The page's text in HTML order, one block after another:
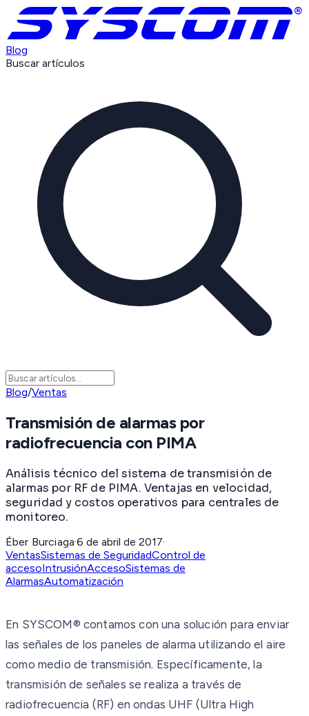
Blog
Buscar artículos
Blog/Ventas
Transmisión de alarmas por
radiofrecuencia con PIMA
Análisis técnico del sistema de transmisión de
alarmas por RF de PIMA. Ventajas en velocidad,
seguridad y costos operativos para centrales de
monitoreo.
Éber Burciaga·6 de abril de 2017·
VentasSistemas de SeguridadControl de
accesoIntrusiónAccesoSistemas de
AlarmasAutomatización
En SYSCOM® contamos con una solución para enviar
las señales de los paneles de alarma utilizando el aire
como medio de transmisión. Específicamente, la
transmisión de señales se realiza a través de
radiofrecuencia (RF) en ondas UHF (Ultra High